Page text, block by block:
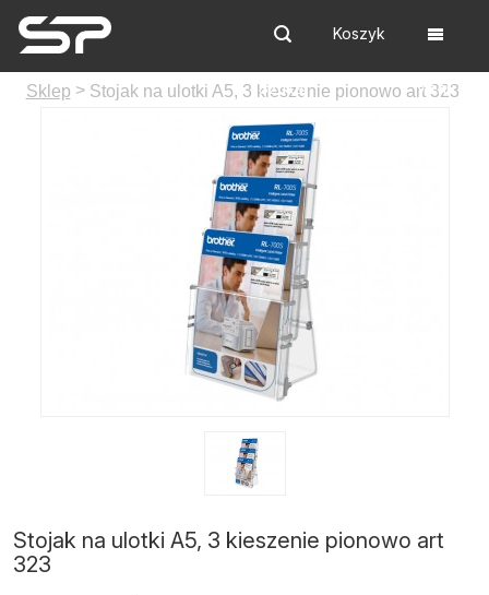
Szukaj
Koszyk
Menu
Sklep > Stojak na ulotki A5, 3 kieszenie pionowo art 323
Stojak na ulotki A5, 3 kieszenie pionowo art
323